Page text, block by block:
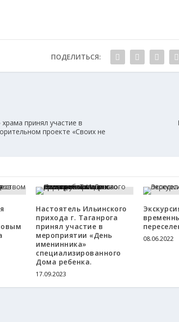
ПОДЕЛИТЬСЯ:
принял участие в
проекте «Своих не
Настоятель Ильинского
прихода г. Таганрога
принял участие в
мероприятии «День
именинника»
специализированного
Дома ребенка.
17.09.2023
08.06.2022